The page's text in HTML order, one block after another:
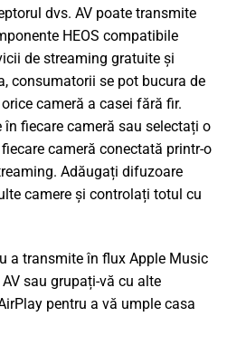
dvs. AV poate transmite
HEOS compatibile
de streaming gratuite și
consumatorii se pot bucura de
cameră a casei fără fir.
în fiecare cameră sau selectați o
cameră conectată printr-o
Adăugați difuzoare
camere și controlați totul cu
a transmite în flux Apple Music
sau grupați-vă cu alte
pentru a vă umple casa